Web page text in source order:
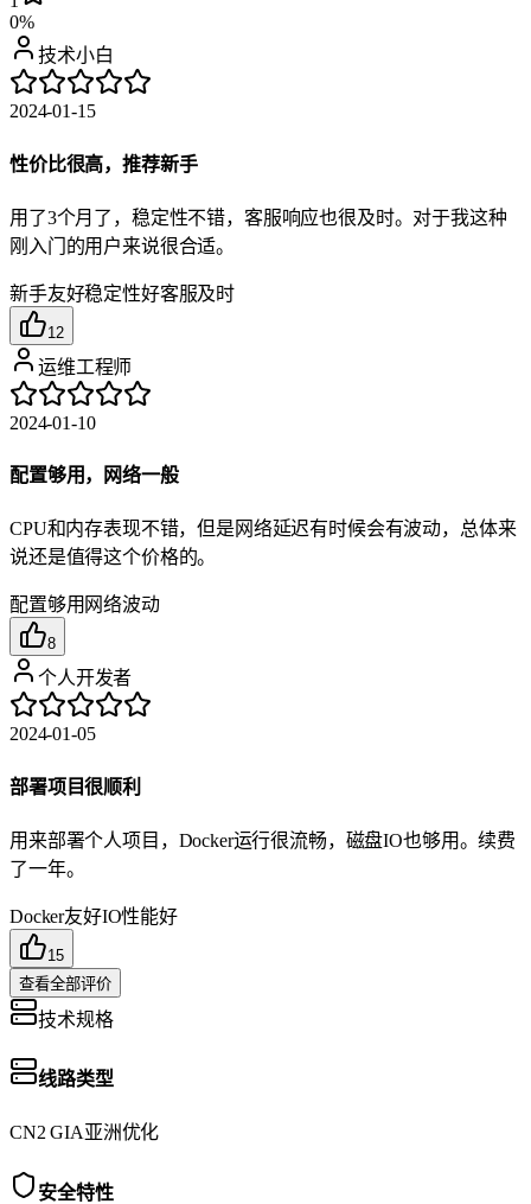
0%
技术小白
2024-01-15
性价比很高，推荐新手
用了3个月了，稳定性不错，客服响应也很及时。对于我这种
刚入门的用户来说很合适。
新手友好稳定性好客服及时
12
运维工程师
2024-01-10
配置够用，网络一般
CPU和内存表现不错，但是网络延迟有时候会有波动，总体来
说还是值得这个价格的。
配置够用 网络波动
8
个人开发者
2024-01-05
部署项目很顺利
用来部署个人项目，Docker运行很流畅，磁盘IO也够用。续费
了一年。
Docker友好IO性能好
15
查看全部评价
技术规格
线路类型
CN2 GIA亚洲优化
安全特性